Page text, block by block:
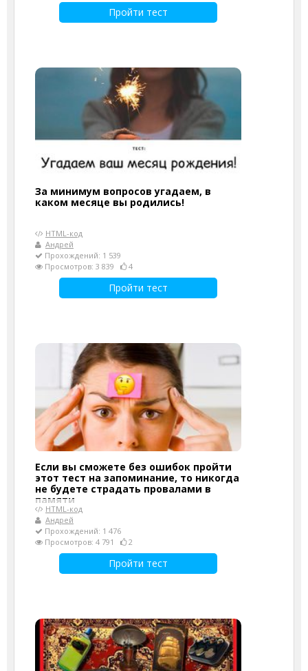
Пройти тест
За минимум вопросов угадаем, в
каком месяце вы родились!
HTML-код
Андрей
Прохождений: 1 539
Просмотров: 3 839
4
Пройти тест
Если вы сможете без ошибок пройти
этот тест на запоминание, то никогда
не будете страдать провалами в
памяти
HTML-код
Андрей
Прохождений: 1 476
Просмотров: 4 791
2
Пройти тест